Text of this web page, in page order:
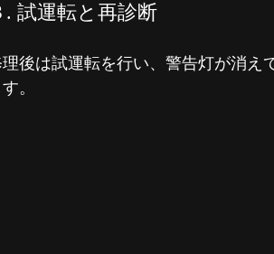
. 試運転と再診断
後は試運転を行い、警告灯が消え
。